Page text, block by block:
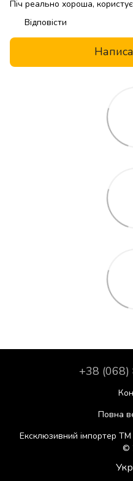
Піч реально хороша,
Відповісти
+38
Повна
Ексклюзивний імпортер ТМ
©
Укр